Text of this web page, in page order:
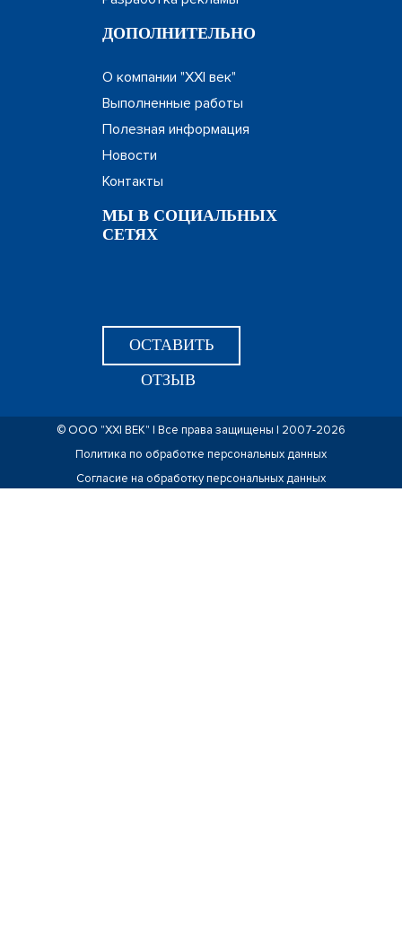
ДОПОЛНИТЕЛЬНО
О компании "XXI век"
Выполненные работы
Полезная информация
Новости
Контакты
МЫ В СОЦИАЛЬНЫХ
СЕТЯХ
ОСТАВИТЬ
ОТЗЫВ
© ООО "ХХI ВЕК" | Все права защищены | 2007-2026
Политика по обработке персональных данных
Согласие на обработку персональных данных